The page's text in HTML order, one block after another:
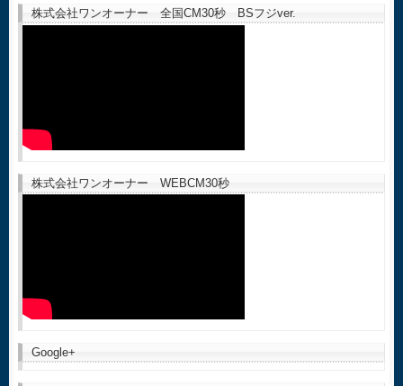
株式会社ワンオーナー 全国CM30秒 BSフジver.
株式会社ワンオーナー WEBCM30秒
Google+